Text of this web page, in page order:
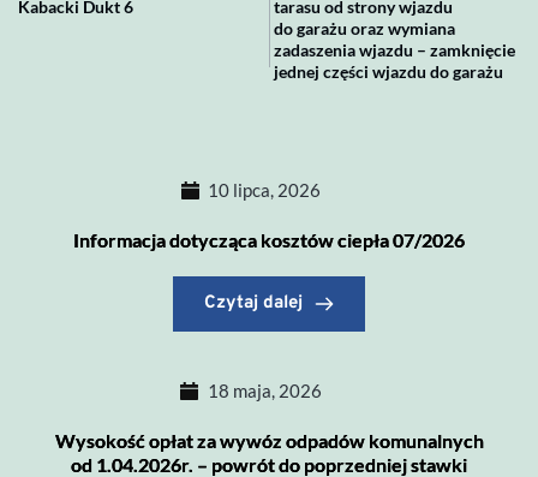
Kabacki Dukt 6
tarasu od strony wjazdu
do garażu oraz wymiana
zadaszenia wjazdu – zamknięcie
jednej części wjazdu do garażu
10 lipca, 2026
Informacja dotycząca kosztów ciepła 07/2026
Czytaj dalej
18 maja, 2026
Wysokość opłat za wywóz odpadów komunalnych
od 1.04.2026r. – powrót do poprzedniej stawki